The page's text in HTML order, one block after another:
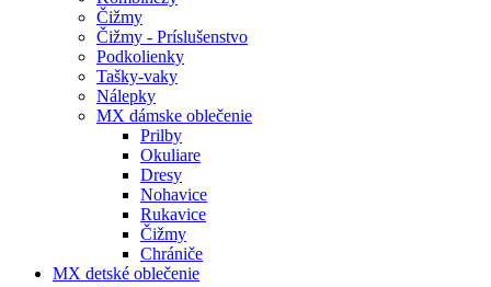
Čižmy
Čižmy - Príslušenstvo
Podkolienky
Tašky-vaky
Nálepky
MX dámske oblečenie
Prilby
Okuliare
Dresy
Nohavice
Rukavice
Čižmy
Chrániče
MX detské oblečenie